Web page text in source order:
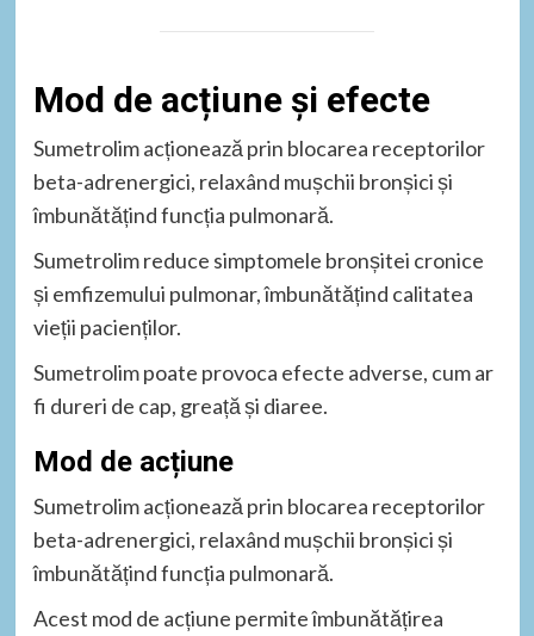
Mod de acțiune și efecte
Sumetrolim acționează prin blocarea receptorilor
beta-adrenergici, relaxând mușchii bronșici și
îmbunătățind funcția pulmonară.
Sumetrolim reduce simptomele bronșitei cronice
și emfizemului pulmonar, îmbunătățind calitatea
vieții pacienților.
Sumetrolim poate provoca efecte adverse, cum ar
fi dureri de cap, greață și diaree.
Mod de acțiune
Sumetrolim acționează prin blocarea receptorilor
beta-adrenergici, relaxând mușchii bronșici și
îmbunătățind funcția pulmonară.
Acest mod de acțiune permite îmbunătățirea